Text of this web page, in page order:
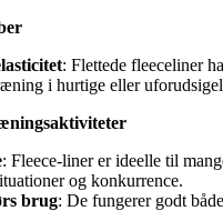
: Flettede fleeceliner
i hurtige eller
: Fleece-liner er ideelle til
og konkurrence.
brug: De fungerer godt